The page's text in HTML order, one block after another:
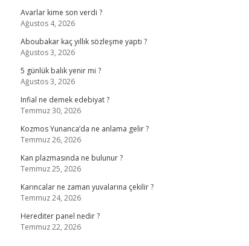
Avarlar kime son verdi ?
Ağustos 4, 2026
Aboubakar kaç yıllık sözleşme yaptı ?
Ağustos 3, 2026
5 günlük balık yenir mi ?
Ağustos 3, 2026
Infial ne demek edebiyat ?
Temmuz 30, 2026
Kozmos Yunanca’da ne anlama gelir ?
Temmuz 26, 2026
Kan plazmasında ne bulunur ?
Temmuz 25, 2026
Karıncalar ne zaman yuvalarına çekilir ?
Temmuz 24, 2026
Herediter panel nedir ?
Temmuz 22, 2026